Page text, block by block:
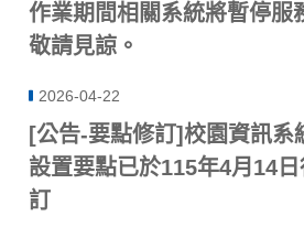
作業期間相關系統將暫停服
敬請見諒。
2026-04-22
[公告-要點修訂]校園資訊系
設置要點已於115年4月14
訂